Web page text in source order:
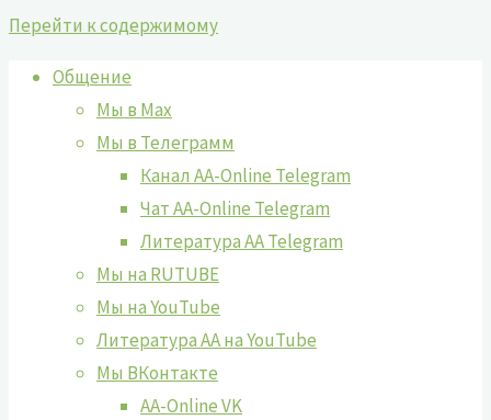
Перейти к содержимому
Общение
Мы в Max
Мы в Телеграмм
Канал AA-Online Telegram
Чат AA-Online Telegram
Литература АА Telegram
Мы на RUTUBE
Мы на YouTube
Литература АА на YouTube
Мы ВКонтакте
AA-Online VK